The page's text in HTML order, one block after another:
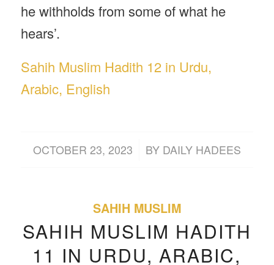
he withholds from some of what he
hears’.
Sahih Muslim Hadith 12 in Urdu,
Arabic, English
OCTOBER 23, 2023
/ BY DAILY HADEES
SAHIH MUSLIM
SAHIH MUSLIM HADITH
11 IN URDU, ARABIC,